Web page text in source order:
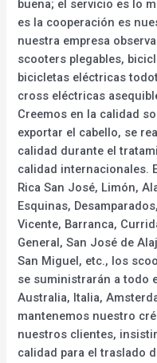
buena; el servicio es lo
es la cooperación es
nuestra empresa
scooters plegables,
bicicletas eléctricas
cross eléctricas
Creemos en la calidad
exportar el cabello, se
calidad durante el
calidad internacionales.
Rica San José, Limón,
Esquinas,
Vicente, Barranca,
General, San José de
San Miguel, etc., los
se suministrarán a todo
Australia, Italia,
mantenemos nuestro
nuestros clientes,
calidad para el traslado